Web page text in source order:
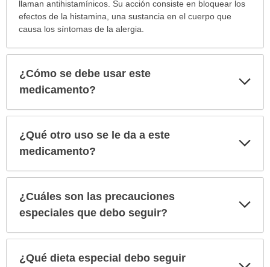
enfermedades
prescribe
medicamento?
sido
extendido.
llaman antihistamínicos. Su acción consiste en bloquear los
efectos de la histamina, una sustancia en el cuerpo que
causa los síntomas de la alergia.
¿Cómo se debe usar este
medicamento?
¿Qué otro uso se le da a este
medicamento?
¿Cuáles son las precauciones
especiales que debo seguir?
¿Qué dieta especial debo seguir